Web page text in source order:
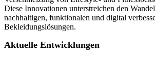
Diese Innovationen unterstreichen den
nachhaltigen, funktionalen und digital
Bekleidungslösungen.
Aktuelle Entwicklungen